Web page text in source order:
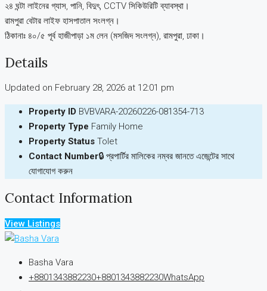
২৪ ঘন্টা লাইনের গ্যাস, পানি, বিদুৎ, CCTV সিকিউরিটি ব্যাবস্থা।
রামপুরা বেটার লাইফ হাসপাতাল সংলগ্ন।
ঠিকানাঃ ৪০/৫ পূর্ব হাজীপাড়া ১ম লেন (মসজিদ সংলগ্ন), রামপুরা, ঢাকা।
Details
Updated on February 28, 2026 at 12:01 pm
Property ID BVBVARA-20260226-081354-713
Property Type Family Home
Property Status Tolet
Contact Number🔒 প্রপার্টির মালিকের নম্বর জানতে এজেন্টের সাথে
যোগাযোগ করুন
Contact Information
View Listings
Basha Vara
+8801343882230+8801343882230WhatsApp